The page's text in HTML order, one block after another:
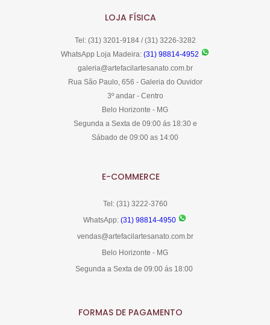
LOJA FÍSICA
Tel: (31) 3201-9184 / (31) 3226-3282
WhatsApp Loja Madeira: (31) 98814-4952
galeria@artefacilartesanato.com.br
Rua São Paulo, 656 - Galeria do Ouvidor
3º andar - Centro
Belo Horizonte - MG
Segunda a Sexta de 09:00 ás 18:30 e
Sábado de 09:00 as 14:00
E-COMMERCE
Tel: (31) 3222-3760
WhatsApp: (31) 98814-4950
vendas@artefacilartesanato.com.br
Belo Horizonte - MG
Segunda a Sexta de 09:00 ás 18:00
FORMAS DE PAGAMENTO